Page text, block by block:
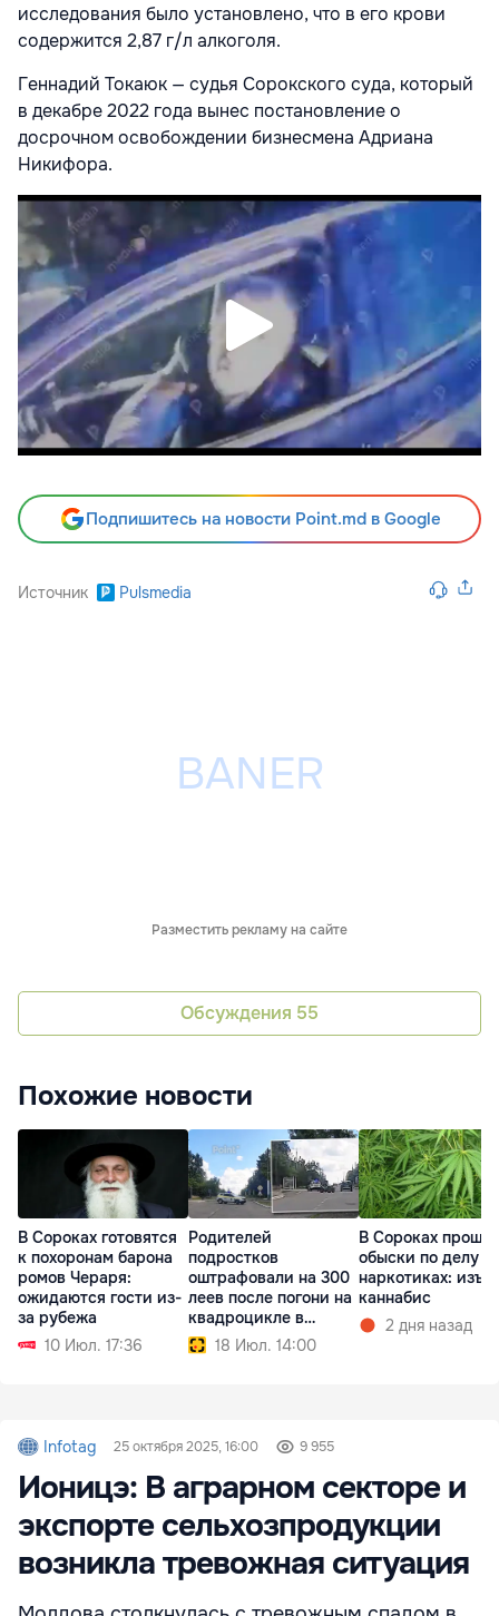
исследования было установлено, что в его крови
содержится 2,87 г/л алкоголя.
Геннадий Токаюк — судья Сорокского суда, который
в декабре 2022 года вынес постановление о
досрочном освобождении бизнесмена Адриана
Никифора.
Подпишитесь на новости Point.md в Google
Источник Pulsmedia
Разместить рекламу на сайте
Обсуждения 55
Похожие новости
В Сороках готовятся
к похоронам барона
ромов Чераря:
ожидаются гости из-
за рубежа
10 Июл. 17:36
Родителей
подростков
оштрафовали на 300
леев после погони на
квадроцикле в
Сороках
18 Июл. 14:00
В Сороках
обыски по делу о
наркотиках:
каннабис
2 дня назад
Infotag 25 октября 2025, 16:00 9 955
Ионицэ: В аграрном секторе и
экспорте сельхозпродукции
возникла тревожная ситуация